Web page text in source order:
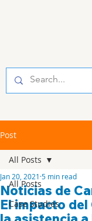
Post
All Posts
Case Studies
All Posts
Noticias de
El impacto
Jan 20, 2021 5 min read